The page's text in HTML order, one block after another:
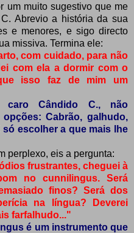
um muito sugestivo que me
Abrevio a história da sua
e menores, e sigo directo
missiva. Termina ele:
com cuidado, para não
com ela a dormir com o
isso faz de mim um
caro Cândido C., não
Cabrão, galhudo,
escolher a que mais lhe
perplexo, eis a pergunta:
frustrantes, cheguei à
no cunnilingus. Será
finos? Será dos
na língua? Deverei
farfalhudo..."
é um instrumento que